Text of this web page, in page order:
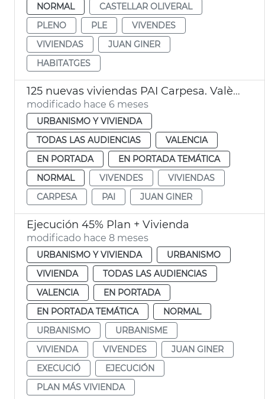
NORMAL
CASTELLAR OLIVERAL
PLENO
PLE
VIVENDES
VIVIENDAS
JUAN GINER
HABITATGES
125 nuevas viviendas PAI Carpesa. València
modificado hace 6 meses
URBANISMO Y VIVIENDA
TODAS LAS AUDIENCIAS
VALENCIA
EN PORTADA
EN PORTADA TEMÁTICA
NORMAL
VIVENDES
VIVIENDAS
CARPESA
PAI JUAN GINER
Ejecución 45% Plan + Vivienda
modificado hace 8 meses
URBANISMO Y VIVIENDA
URBANISMO
VIVIENDA
TODAS LAS AUDIENCIAS
VALENCIA
EN PORTADA
EN PORTADA TEMÁTICA
NORMAL
URBANISMO
URBANISME
VIVIENDA
VIVENDES
JUAN GINER
EXECUCIÓ
EJECUCIÓN
PLAN MÁS VIVIENDA